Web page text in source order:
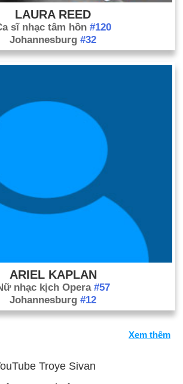
LAURA REED
sĩ nhạc tâm hồn #120
Johannesburg #32
ARIEL KAPLAN
nhạc kịch Opera #57
Johannesburg #12
Xem thêm
Troye Sivan